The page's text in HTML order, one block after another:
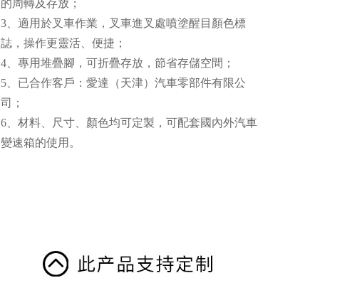
的周轉及存放；
3、適用於叉車作業，叉車進叉處噴塗醒目顏色標
誌，操作更靈活、便捷；
4、專用堆疊腳，可折疊存放，節省存儲空間；
5、已合作客戶：愛達（天津）汽車零部件有限公
司；
6、材料、尺寸、顏色均可定製，可配套國內外汽車
變速箱的使用。